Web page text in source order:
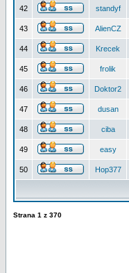
42 standyf
43 AlienCZ
44 Krecek
45 frolik
46 Doktor2
47 dusan
48 ciba
49 easy
50 Hop377
Strana 1 z 370